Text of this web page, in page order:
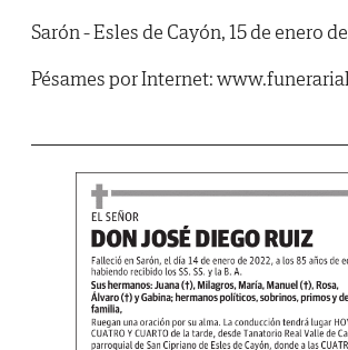
Sarón - Esles de Cayón, 15 de enero
Pésames por Internet: